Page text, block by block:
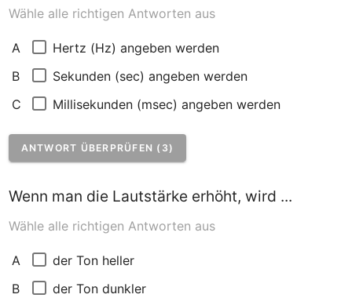
Wähle alle richtigen Antworten aus
A
Hertz (Hz) angeben werden
B
Sekunden (sec) angeben werden
C
Millisekunden (msec) angeben werden
ANTWORT ÜBERPRÜFEN (3)
Wenn man die Lautstärke erhöht, wird ...
Wähle alle richtigen Antworten aus
A
der Ton heller
B
der Ton dunkler